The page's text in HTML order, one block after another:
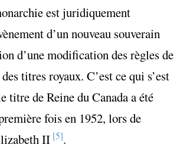
est juridiquement
d’un nouveau souverain
d’une modification des règles de
titres royaux. C’est ce qui s’est
titre de Reine du Canada a été
fois en 1952, lors de
II [5].